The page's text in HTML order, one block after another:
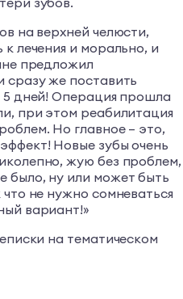
на верхней челюсти,
к лечения и морально, и
предложил
сразу же поставить
5 дней! Операция прошла
при этом реабилитация
Но главное – это,
Новые зубы очень
жую без проблем,
было, ну или может быть
не нужно сомневаться
вариант!»
на тематическом